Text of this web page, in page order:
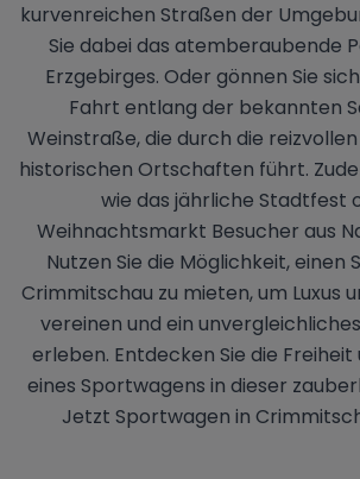
kurvenreichen Straßen der
Sie dabei das atemberaubende
Erzgebirges. Oder gönnen Sie
Fahrt entlang der bekannten
Weinstraße, die durch die
historischen Ortschaften führt.
wie das jährliche Stadtfest
Weihnachtsmarkt Besucher aus
Nutzen Sie die Möglichkeit, einen
Crimmitschau zu mieten, um Luxus
vereinen und ein
erleben. Entdecken Sie die Freiheit
eines Sportwagens in dieser
Jetzt Sportwagen in